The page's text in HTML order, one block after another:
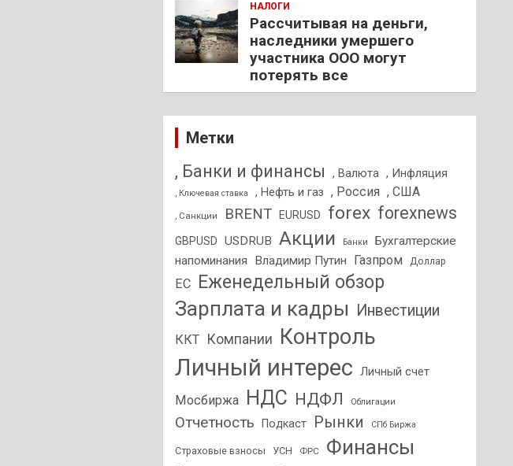
НАЛОГИ
Рассчитывая на деньги,
наследники умершего
участника ООО могут
потерять все
Метки
, Банки и финансы , Валюта , Инфляция
, Ключевая ставка , Нефть и газ , Россия , США
, Санкции BRENT EURUSD forex forexnews
GBPUSD USDRUB Акции Банки
Бухгалтерские
напоминания
Владимир Путин Газпром Доллар
ЕС Еженедельный обзор
Зарплата и кадры Инвестиции
ККТ Компании Контроль
Личный интерес Личный счет
Мосбиржа НДС НДФЛ Облигации
Отчетность Подкаст Рынки СПб Биржа
Страховые взносы УСН ФРС Финансы